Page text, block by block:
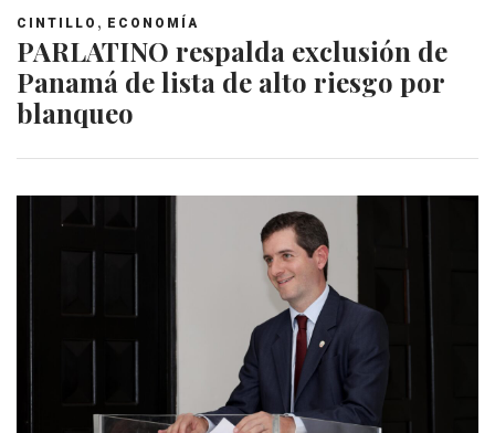
CINTILLO , ECONOMÍA
PARLATINO respalda exclusión de
Panamá de lista de alto riesgo por
blanqueo